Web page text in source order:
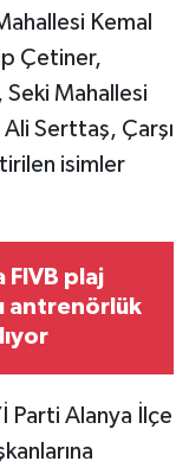
Kemal
Çetiner,
Seki Mahallesi
Serttaş, Çarşı
isimler
plaj
antrenörlük
Parti Alanya İlçe